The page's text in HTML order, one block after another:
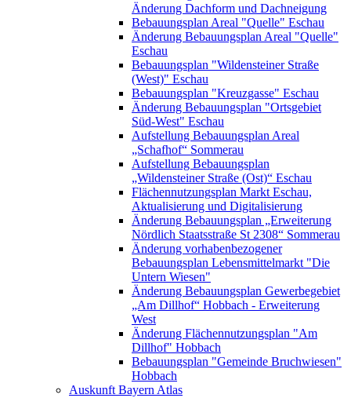
Änderung Dachform und Dachneigung
Bebauungsplan Areal "Quelle" Eschau
Änderung Bebauungsplan Areal "Quelle"
Eschau
Bebauungsplan "Wildensteiner Straße
(West)" Eschau
Bebauungsplan "Kreuzgasse" Eschau
Änderung Bebauungsplan "Ortsgebiet
Süd-West" Eschau
Aufstellung Bebauungsplan Areal
„Schafhof“ Sommerau
Aufstellung Bebauungsplan
„Wildensteiner Straße (Ost)“ Eschau
Flächennutzungsplan Markt Eschau,
Aktualisierung und Digitalisierung
Änderung Bebauungsplan „Erweiterung
Nördlich Staatsstraße St 2308“ Sommerau
Änderung vorhabenbezogener
Bebauungsplan Lebensmittelmarkt "Die
Untern Wiesen"
Änderung Bebauungsplan Gewerbegebiet
„Am Dillhof“ Hobbach - Erweiterung
West
Änderung Flächennutzungsplan "Am
Dillhof" Hobbach
Bebauungsplan "Gemeinde Bruchwiesen"
Hobbach
Auskunft Bayern Atlas